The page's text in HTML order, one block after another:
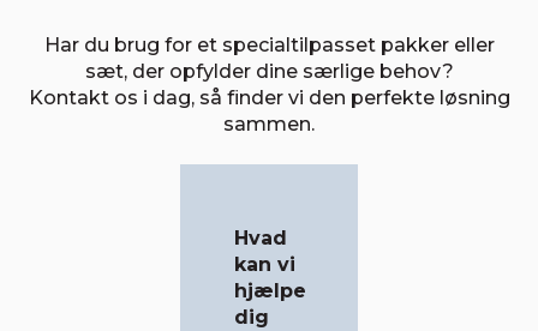
Har du brug for et specialtilpasset pakker eller
sæt, der opfylder dine særlige behov?
Kontakt os i dag, så finder vi den perfekte løsning
sammen.
Hvad
kan vi
hjælpe
dig